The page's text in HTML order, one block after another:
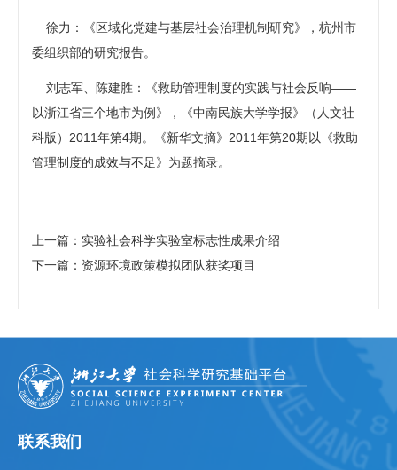
徐力：《区域化党建与基层社会治理机制研究》，杭州市
委组织部的研究报告。
刘志军、陈建胜：《救助管理制度的实践与社会反响——
以浙江省三个地市为例》，《中南民族大学学报》（人文社
科版）2011年第4期。《新华文摘》2011年第20期以《救助
管理制度的成效与不足》为题摘录。
上一篇：实验社会科学实验室标志性成果介绍
下一篇：资源环境政策模拟团队获奖项目
联系我们